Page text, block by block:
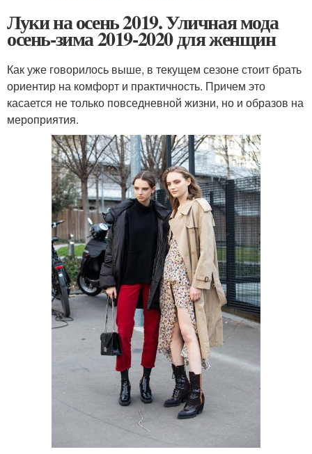
Луки на осень 2019. Уличная мода
осень-зима 2019-2020 для женщин
Как уже говорилось выше, в текущем сезоне стоит брать
ориентир на комфорт и практичность. Причем это
касается не только повседневной жизни, но и образов на
мероприятия.